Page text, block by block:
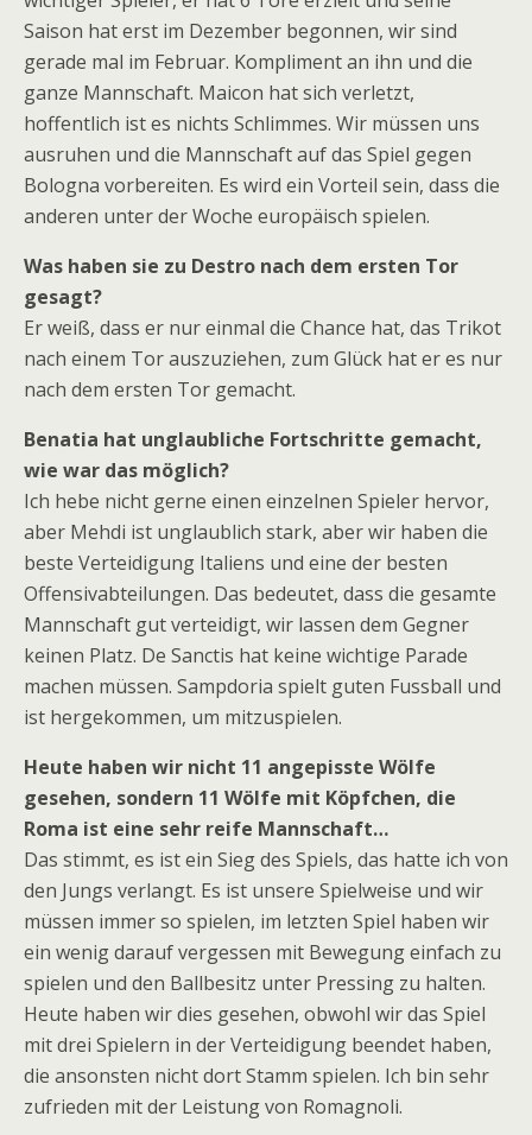
Saison hat erst im Dezember begonnen, wir sind
gerade mal im Februar. Kompliment an ihn und die
ganze Mannschaft. Maicon hat sich verletzt,
hoffentlich ist es nichts Schlimmes. Wir müssen uns
ausruhen und die Mannschaft auf das Spiel gegen
Bologna vorbereiten. Es wird ein Vorteil sein, dass die
anderen unter der Woche europäisch spielen.
Was haben sie zu Destro nach dem ersten Tor
gesagt?
Er weiß, dass er nur einmal die Chance hat, das Trikot
nach einem Tor auszuziehen, zum Glück hat er es nur
nach dem ersten Tor gemacht.
Benatia hat unglaubliche Fortschritte gemacht,
wie war das möglich?
Ich hebe nicht gerne einen einzelnen Spieler hervor,
aber Mehdi ist unglaublich stark, aber wir haben die
beste Verteidigung Italiens und eine der besten
Offensivabteilungen. Das bedeutet, dass die gesamte
Mannschaft gut verteidigt, wir lassen dem Gegner
keinen Platz. De Sanctis hat keine wichtige Parade
machen müssen. Sampdoria spielt guten Fussball und
ist hergekommen, um mitzuspielen.
Heute haben wir nicht 11 angepisste Wölfe
gesehen, sondern 11 Wölfe mit Köpfchen, die
Roma ist eine sehr reife Mannschaft…
Das stimmt, es ist ein Sieg des Spiels, das hatte ich von
den Jungs verlangt. Es ist unsere Spielweise und wir
müssen immer so spielen, im letzten Spiel haben wir
ein wenig darauf vergessen mit Bewegung einfach zu
spielen und den Ballbesitz unter Pressing zu halten.
Heute haben wir dies gesehen, obwohl wir das Spiel
mit drei Spielern in der Verteidigung beendet haben,
die ansonsten nicht dort Stamm spielen. Ich bin sehr
zufrieden mit der Leistung von Romagnoli.